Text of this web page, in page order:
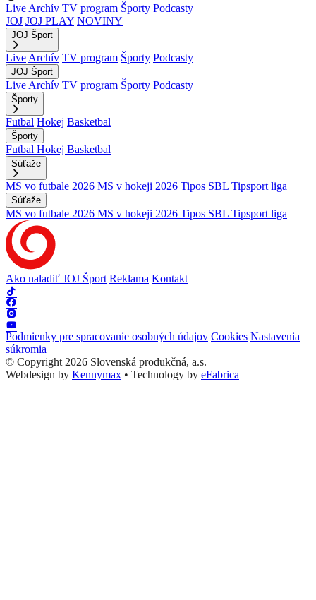
Live Archív TV program Športy Podcasty
JOJ JOJ PLAY NOVINY
JOJ Šport
Live Archív TV program Športy Podcasty
JOJ Šport
Live Archív TV program Športy Podcasty
Športy
Futbal Hokej Basketbal
Športy
Futbal Hokej Basketbal
Súťaže
MS vo futbale 2026 MS v hokeji 2026 Tipos SBL Tipsport liga
Súťaže
MS vo futbale 2026 MS v hokeji 2026 Tipos SBL Tipsport liga
Ako naladiť JOJ Šport Reklama Kontakt
Podmienky pre spracovanie osobných údajov Cookies Nastavenia
súkromia
© Copyright 2026 Slovenská produkčná, a.s.
Webdesign by Kennymax • Technology by eFabrica